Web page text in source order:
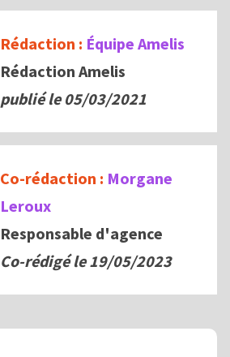
Rédaction : Équipe Amelis
Rédaction Amelis
publié le 05/03/2021
Co-rédaction : Morgane
Leroux
Responsable d'agence
Co-rédigé le19/05/2023